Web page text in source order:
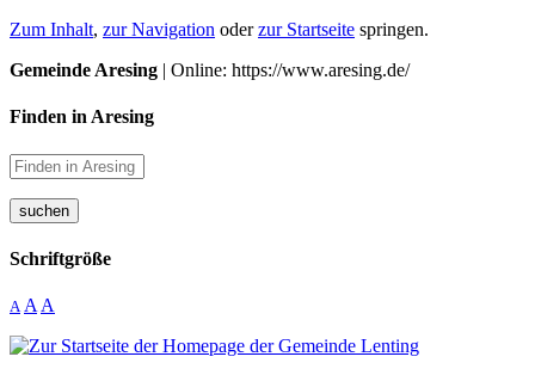
Zum Inhalt, zur Navigation oderzur Startseite springen.
Gemeinde Aresing | Online: https://www.aresing.de/
Finden in Aresing
suchen
Schriftgröße
A A A